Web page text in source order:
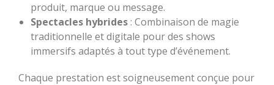
produit, marque ou message.
Spectacles hybrides: Combinaison de magie
traditionnelle et digitale pour des shows
immersifs adaptés à tout type d’événement.
Chaque prestation est soigneusement conçue pour